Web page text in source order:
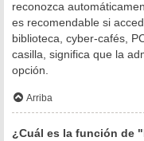
reconozca
es recomendable si
biblioteca, cyber-cafés,
casilla, significa que la
opción.
Arriba
¿Cuál es la función de